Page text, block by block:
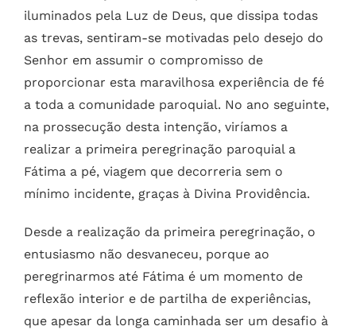
iluminados pela Luz de Deus, que dissipa todas
as trevas, sentiram-se motivadas pelo desejo do
Senhor em assumir o compromisso de
proporcionar esta maravilhosa experiência de fé
a toda a comunidade paroquial. No ano seguinte,
na prossecução desta intenção, viríamos a
realizar a primeira peregrinação paroquial a
Fátima a pé, viagem que decorreria sem o
mínimo incidente, graças à Divina Providência.
Desde a realização da primeira peregrinação, o
entusiasmo não desvaneceu, porque ao
peregrinarmos até Fátima é um momento de
reflexão interior e de partilha de experiências,
que apesar da longa caminhada ser um desafio à